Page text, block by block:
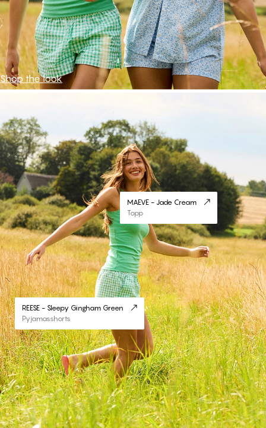
Shop the look
MAEVE - Jade Cream
Topp
REESE - Sleepy Gingham Green
Pyjamasshorts